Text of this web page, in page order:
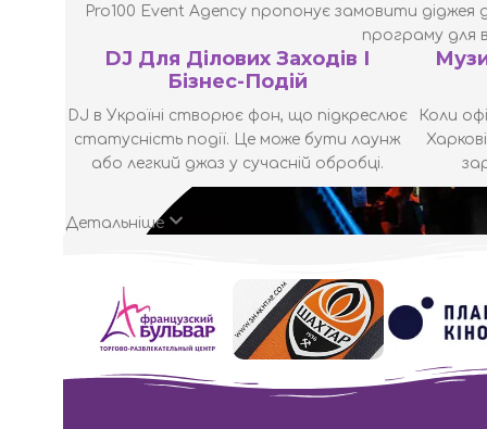
Pro100 Event Agency пропонує замовити діджея
програму для
DJ Для Ділових Заходів І
Бізнес-Подій
DJ в Україні створює фон, що підкреслює
статусність події. Це може бути лаунж
або легкий джаз у сучасній обробці.
Коли
Детальніше